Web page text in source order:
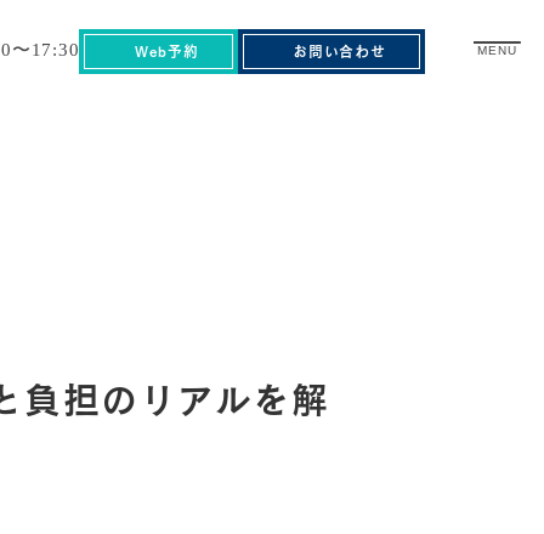
〜17:30 Web予約 お問い合わせ MENU
負担のリアルを解